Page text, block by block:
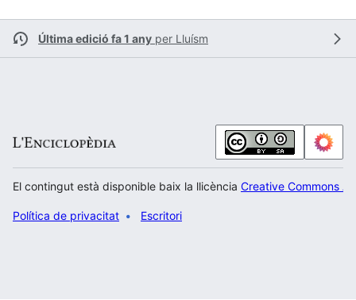
Última edició fa 1 any per Lluísm
El contingut està disponible baix la llicència Creative Commons
Política de privacitat Escritori